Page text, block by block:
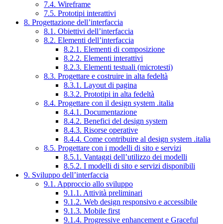
7.4. Wireframe
7.5. Prototipi interattivi
8. Progettazione dell’interfaccia
8.1. Obiettivi dell’interfaccia
8.2. Elementi dell’interfaccia
8.2.1. Elementi di composizione
8.2.2. Elementi interattivi
8.2.3. Elementi testuali (microtesti)
8.3. Progettare e costruire in alta fedeltà
8.3.1. Layout di pagina
8.3.2. Prototipi in alta fedeltà
8.4. Progettare con il design system .italia
8.4.1. Documentazione
8.4.2. Benefici del design system
8.4.3. Risorse operative
8.4.4. Come contribuire al design system .italia
8.5. Progettare con i modelli di sito e servizi
8.5.1. Vantaggi dell’utilizzo dei modelli
8.5.2. I modelli di sito e servizi disponibili
9. Sviluppo dell’interfaccia
9.1. Approccio allo sviluppo
9.1.1. Attività preliminari
9.1.2. Web design responsivo e accessibile
9.1.3. Mobile first
9.1.4. Progressive enhancement e Graceful